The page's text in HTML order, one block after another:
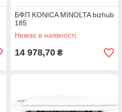
БФП KONICA MINOLTA bizhub
185
Немає в наявності
14 978,70 ₴